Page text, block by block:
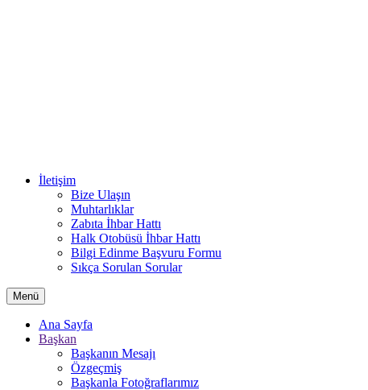
İletişim
Bize Ulaşın
Muhtarlıklar
Zabıta İhbar Hattı
Halk Otobüsü İhbar Hattı
Bilgi Edinme Başvuru Formu
Sıkça Sorulan Sorular
Menü
Ana Sayfa
Başkan
Başkanın Mesajı
Özgeçmiş
Başkanla Fotoğraflarımız